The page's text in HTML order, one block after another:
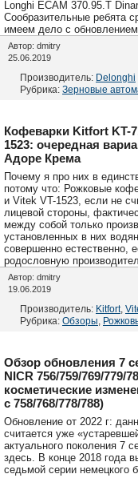
Longhi ECAM 370.95.T
Сообразительные ребята
имеем дело с
Автор: dmitry
25.06.2019
Производитель: Delonghi
Рубрика: Зерновые
Кофеварки Kitfort KT-
1523: очередная
Адоре Крема
Почему я про них в
потому что: Рожковые
и Vitek VT-1523, если не
лицевой стороны,
между собой только
установленных в них
совершенно естественно,
родословную
Автор: dmitry
19.06.2019
Производитель: Kitfort,
Рубрика: Обзоры
Обзор обновления 7
NICR 756/759/769/779/
косметические
с 758/768/778/788)
Обновление от 2022 г:
считается уже
актуального поколения 7
здесь. В конце 2018 года
седьмой серии немецкого